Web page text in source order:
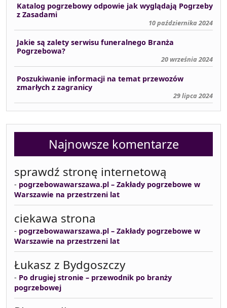
Katalog pogrzebowy odpowie jak wyglądają Pogrzeby
z Zasadami
10 października 2024
Jakie są zalety serwisu funeralnego Branża
Pogrzebowa?
20 września 2024
Poszukiwanie informacji na temat przewozów
zmarłych z zagranicy
29 lipca 2024
Najnowsze komentarze
sprawdź stronę internetową
- pogrzebowawarszawa.pl – Zakłady pogrzebowe w
Warszawie na przestrzeni lat
ciekawa strona
- pogrzebowawarszawa.pl – Zakłady pogrzebowe w
Warszawie na przestrzeni lat
Łukasz z Bydgoszczy
- Po drugiej stronie – przewodnik po branży
pogrzebowej